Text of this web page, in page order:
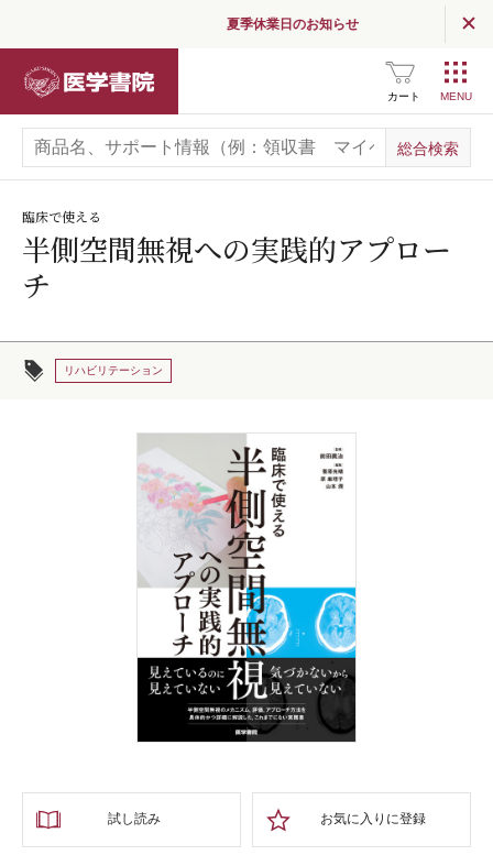
夏季休業日のお知らせ
カート
臨床で使える
半側空間無視への実践的アプロー
チ
リハビリテーション
試し読み お気に入りに登録